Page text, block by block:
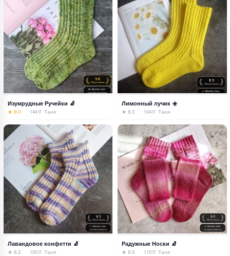
Изумрудные Ручейки 🧦
★ 9.0 144🏅 Таня
Лимонный лучик ☀️
★ 8.3 104🏅 Таня
Лавандовое конфетти 🧦
★ 8.2 100🏅 Таня
Радужные Носки 🧦
★ 8.5 115🏅 Таня